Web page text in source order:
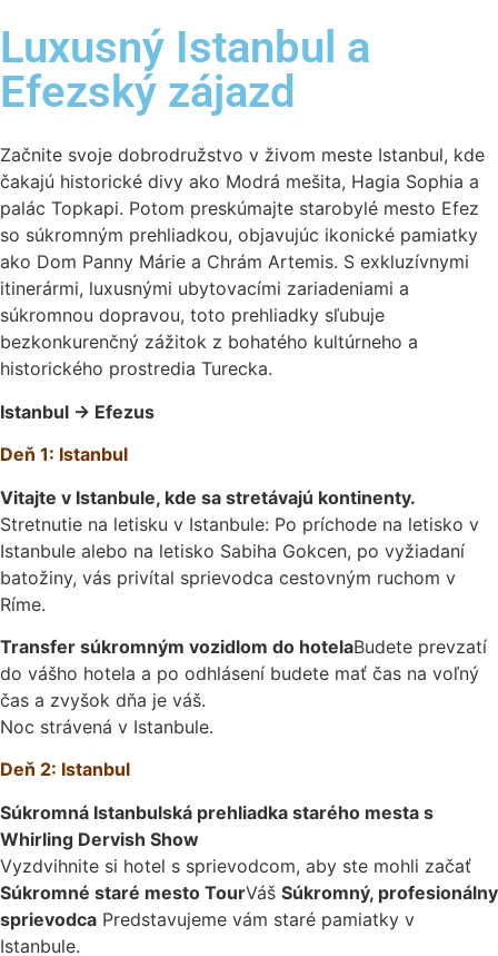
Luxusný Istanbul a
Efezský zájazd
Začnite svoje dobrodružstvo v živom meste Istanbul, kde
čakajú historické divy ako Modrá mešita, Hagia Sophia a
palác Topkapi. Potom preskúmajte starobylé mesto Efez
so súkromným prehliadkou, objavujúc ikonické pamiatky
ako Dom Panny Márie a Chrám Artemis. S exkluzívnymi
itinerármi, luxusnými ubytovacími zariadeniami a
súkromnou dopravou, toto prehliadky sľubuje
bezkonkurenčný zážitok z bohatého kultúrneho a
historického prostredia Turecka.
Istanbul → Efezus
Deň 1: Istanbul
Vitajte v Istanbule, kde sa stretávajú kontinenty.
Stretnutie na letisku v Istanbule: Po príchode na letisko v
Istanbule alebo na letisko Sabiha Gokcen, po vyžiadaní
batožiny, vás privítal sprievodca cestovným ruchom v
Ríme.
Transfer súkromným vozidlom do hotelaBudete prevzatí
do vášho hotela a po odhlásení budete mať čas na voľný
čas a zvyšok dňa je váš.
Noc strávená v Istanbule.
Deň 2: Istanbul
Súkromná Istanbulská prehliadka starého mesta s
Whirling Dervish Show
Vyzdvihnite si hotel s sprievodcom, aby ste mohli začať
Súkromné staré mesto TourVáš Súkromný, profesionálny
sprievodca Predstavujeme vám staré pamiatky v
Istanbule.